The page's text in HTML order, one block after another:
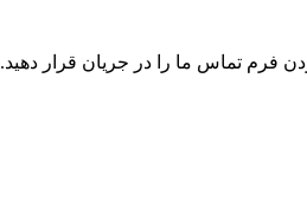
فرم تماس ما را در جریان قرار دهید.